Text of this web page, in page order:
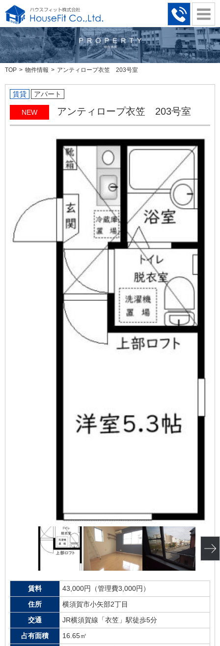
TOP 物件情報 アンティロープ衣笠 203号室
賃貸 アパート
NEW アンティロープ衣笠 203号室
賃料
43,000円（管理費3,000円）
住所
横須賀市小矢部2丁目
交通
JR横須賀線「衣笠」駅徒歩5分
占有面積
16.65㎡